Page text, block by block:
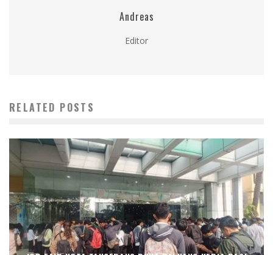
Andreas
Editor
RELATED POSTS